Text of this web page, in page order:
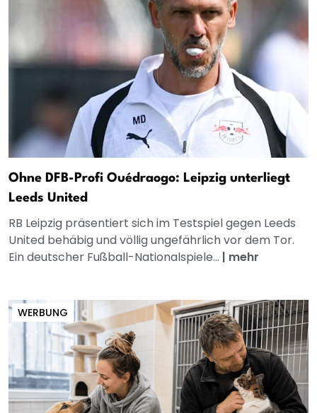
Ohne DFB-Profi Ouédraogo: Leipzig unterliegt
Leeds United
RB Leipzig präsentiert sich im Testspiel gegen Leeds
United behäbig und völlig ungefährlich vor dem Tor.
Ein deutscher Fußball-Nationalspiele... | mehr
WERBUNG